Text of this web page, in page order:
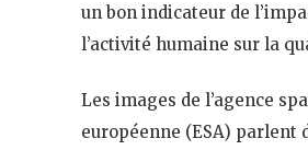
un bon indicateur de
l’activité humaine sur la
Les images de l’agence
européenne (ESA) parlent